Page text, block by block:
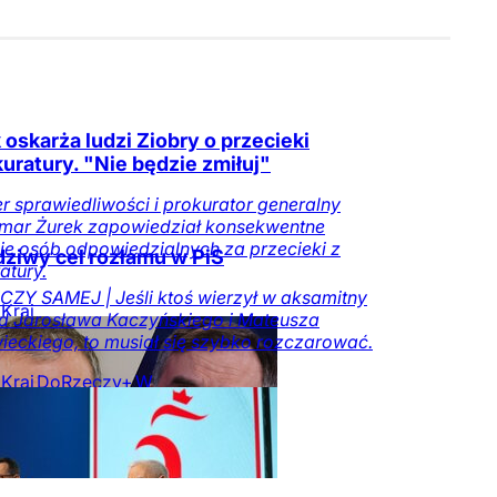
oskarża ludzi Ziobry o przecieki
"Nie będzie zmiłuj"
sprawiedliwości i prokurator generalny
Żurek zapowiedział konsekwentne
osób odpowiedzialnych za przecieki z
Kraj
cel rozłamu w PiS
SAMEJ | Jeśli ktoś wierzył w aksamitny
Jarosława Kaczyńskiego i Mateusza
to musiał się szybko rozczarować.
Kraj DoRzeczy+W